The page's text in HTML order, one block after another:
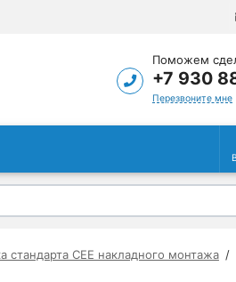
Поможем
+7 930
Перезвоните мне
стандарта СЕЕ накладного монтажа